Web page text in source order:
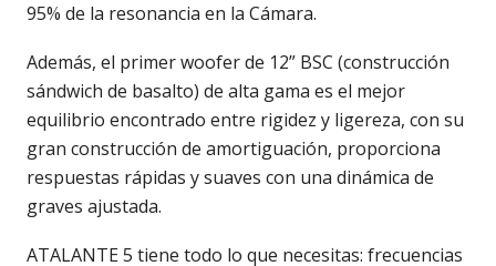
95% de la resonancia en la Cámara.
Además, el primer woofer de 12” BSC (construcción
sándwich de basalto) de alta gama es el mejor
equilibrio encontrado entre rigidez y ligereza, con su
gran construcción de amortiguación, proporciona
respuestas rápidas y suaves con una dinámica de
graves ajustada.
ATALANTE 5 tiene todo lo que necesitas: frecuencias